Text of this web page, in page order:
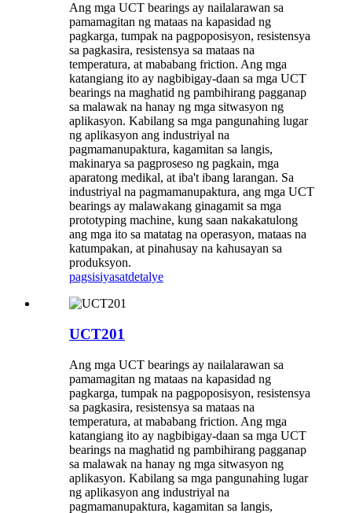
Ang mga UCT bearings ay nailalarawan sa
pamamagitan ng mataas na kapasidad ng
pagkarga, tumpak na pagpoposisyon, resistensya
sa pagkasira, resistensya sa mataas na
temperatura, at mababang friction. Ang mga
katangiang ito ay nagbibigay-daan sa mga UCT
bearings na maghatid ng pambihirang pagganap
sa malawak na hanay ng mga sitwasyon ng
aplikasyon. Kabilang sa mga pangunahing lugar
ng aplikasyon ang industriyal na
pagmamanupaktura, kagamitan sa langis,
makinarya sa pagproseso ng pagkain, mga
aparatong medikal, at iba't ibang larangan. Sa
industriyal na pagmamanupaktura, ang mga UCT
bearings ay malawakang ginagamit sa mga
prototyping machine, kung saan nakakatulong
ang mga ito sa matatag na operasyon, mataas na
katumpakan, at pinahusay na kahusayan sa
produksyon.
pagsisiyasatdetalye
UCT201
Ang mga UCT bearings ay nailalarawan sa
pamamagitan ng mataas na kapasidad ng
pagkarga, tumpak na pagpoposisyon, resistensya
sa pagkasira, resistensya sa mataas na
temperatura, at mababang friction. Ang mga
katangiang ito ay nagbibigay-daan sa mga UCT
bearings na maghatid ng pambihirang pagganap
sa malawak na hanay ng mga sitwasyon ng
aplikasyon. Kabilang sa mga pangunahing lugar
ng aplikasyon ang industriyal na
pagmamanupaktura, kagamitan sa langis,